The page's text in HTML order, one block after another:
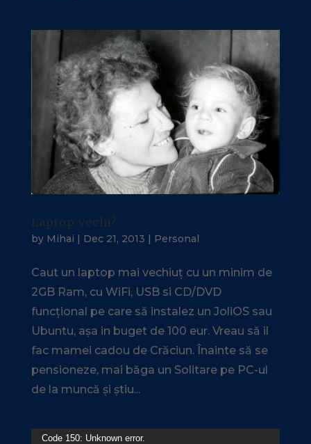
Laptop vechi?
by Mihai | Dec 21, 2013 | Personal
Caut un laptop mai vechiuț cu un minim de
2GB Ram, cu WiFi, USB si CD/DVD
funcțional pe care să instalez un JoliOS sau
Ubuntu, așa in buget de 100 eur. Vreau să il
fac mamei cadou de Crăciun. Înainte să se
pensioneze, mai băga un Solitare pe PC-ul
de la muncă și știu...
Video
Code 150: Unknown error.